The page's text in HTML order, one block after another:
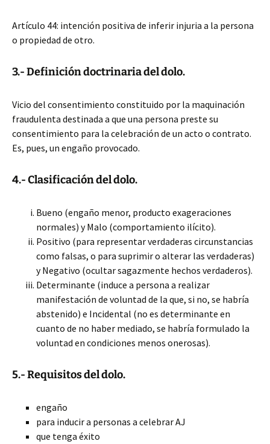
Artículo 44: intención positiva de inferir injuria a la persona
o propiedad de otro.
3.- Definición doctrinaria del dolo.
Vicio del consentimiento constituido por la maquinación
fraudulenta destinada a que una persona preste su
consentimiento para la celebración de un acto o contrato.
Es, pues, un engaño provocado.
4.- Clasificación del dolo.
Bueno (engaño menor, producto exageraciones
normales) y Malo (comportamiento ilícito).
Positivo (para representar verdaderas circunstancias
como falsas, o para suprimir o alterar las verdaderas)
y Negativo (ocultar sagazmente hechos verdaderos).
Determinante (induce a persona a realizar
manifestación de voluntad de la que, si no, se habría
abstenido) e Incidental (no es determinante en
cuanto de no haber mediado, se habría formulado la
voluntad en condiciones menos onerosas).
5.- Requisitos del dolo.
engaño
para inducir a personas a celebrar AJ
que tenga éxito